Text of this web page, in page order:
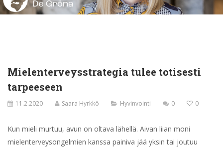
Mielenterveysstrategia tulee totisesti
tarpeeseen
11.2.2020 Saara Hyrkkö Hyvinvointi 0 0
Kun mieli murtuu, avun on oltava lähellä. Aivan liian moni
mielenterveysongelmien kanssa painiva jää yksin tai joutuu